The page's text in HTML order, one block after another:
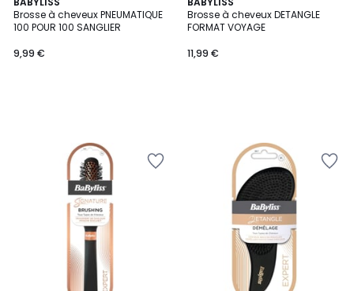
Brosse à cheveux PNEUMATIQUE
100 POUR 100 SANGLIER
9,99 €
Brosse à cheveux DETANGLE
FORMAT VOYAGE
11,99 €